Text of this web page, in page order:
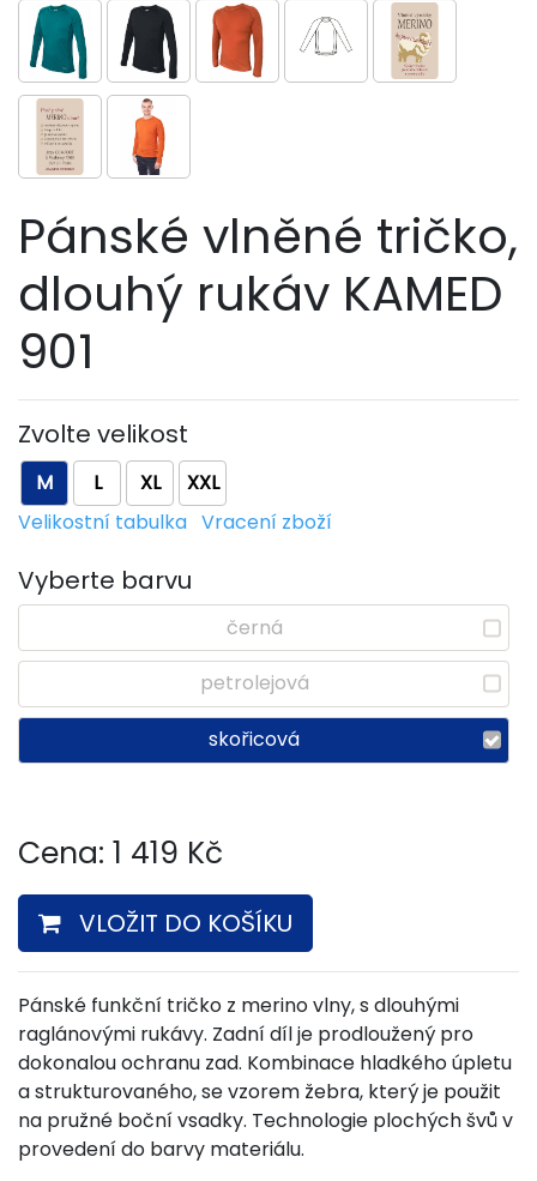
Pánské vlněné tričko,
dlouhý rukáv KAMED
901
Zvolte velikost
M L XL
XXL
Velikostní tabulka Vracení zboží
Vyberte barvu
černá
petrolejová
skořicová
Cena: 1 419 Kč
VLOŽIT DO KOŠÍKU
Pánské funkční tričko z merino vlny, s dlouhými
raglánovými rukávy. Zadní díl je prodloužený pro
dokonalou ochranu zad. Kombinace hladkého úpletu
a strukturovaného, se vzorem žebra, který je použit
na pružné boční vsadky. Technologie plochých švů v
provedení do barvy materiálu.